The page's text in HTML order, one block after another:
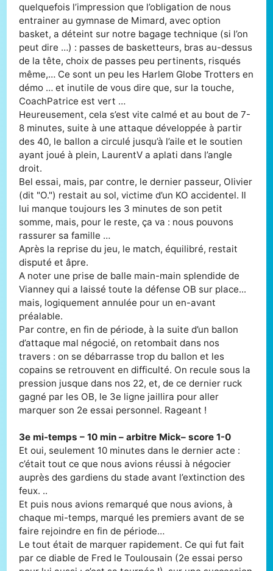
quelquefois l’impression que l’obligation de nous
entrainer au gymnase de Mimard, avec option
basket, a déteint sur notre bagage technique (si l’on
peut dire …) : passes de basketteurs, bras au-dessus
de la tête, choix de passes peu pertinents, risqués
même,… Ce sont un peu les Harlem Globe Trotters en
démo … et inutile de vous dire que, sur la touche,
CoachPatrice est vert …
Heureusement, cela s’est vite calmé et au bout de 7-
8 minutes, suite à une attaque développée à partir
des 40, le ballon a circulé jusqu’à l’aile et le soutien
ayant joué à plein, LaurentV a aplati dans l’angle
droit.
Bel essai, mais, par contre, le dernier passeur, Olivier
(dit "O.") restait au sol, victime d’un KO accidentel. Il
lui manque toujours les 3 minutes de son petit
somme, mais, pour le reste, ça va : nous pouvons
rassurer sa famille …
Après la reprise du jeu, le match, équilibré, restait
disputé et âpre.
A noter une prise de balle main-main splendide de
Vianney qui a laissé toute la défense OB sur place...
mais, logiquement annulée pour un en-avant
préalable.
Par contre, en fin de période, à la suite d’un ballon
d’attaque mal négocié, on retombait dans nos
travers : on se débarrasse trop du ballon et les
copains se retrouvent en difficulté. On recule sous la
pression jusque dans nos 22, et, de ce dernier ruck
gagné par les OB, le 3e ligne jaillira pour aller
marquer son 2e essai personnel. Rageant !
3e mi-temps – 10 min – arbitre Mick– score 1-0
Et oui, seulement 10 minutes dans le dernier acte :
c’était tout ce que nous avions réussi à négocier
auprès des gardiens du stade avant l’extinction des
feux. ..
Et puis nous avions remarqué que nous avions, à
chaque mi-temps, marqué les premiers avant de se
faire rejoindre en fin de période…
Le tout était de marquer rapidement. Ce qui fut fait
par ce diable de Fred le Toulousain (2e essai perso